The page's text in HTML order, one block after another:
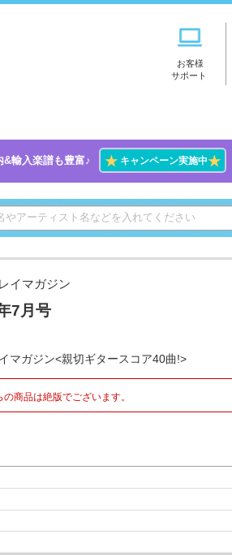
お客様
サポート
&輸入楽譜も豊富♪ ★キャンペーン実施中★
イマガジン
7月号
マガジン<親切ギタースコア40曲!>
商品は絶版でございます。